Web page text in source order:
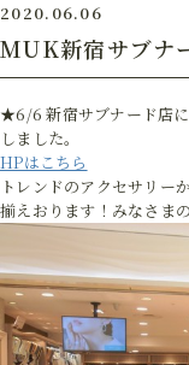
2020.06.06
MUK新宿サブナ
★6/6 新宿サブナード店
しました。
HPはこちら
トレンドのアクセサリー
揃えおります！みなさま